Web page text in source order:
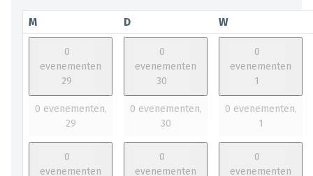
M D W
0
evenementen
29
0 evenementen,
29
0
evenementen
30
0 evenementen,
30
0
evenementen
1
0 evenementen,
1
0
evenementen
0
evenementen
0
evenementen